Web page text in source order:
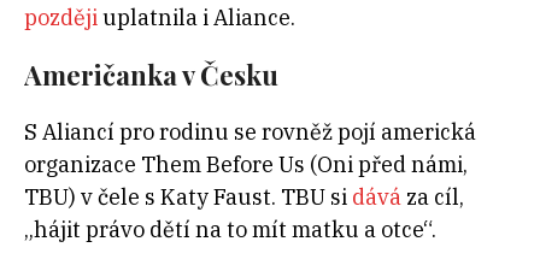
pozdějiuplatnila i Aliance.
Američanka v Česku
S Aliancí pro rodinu se rovněž pojí americká
organizace Them Before Us (Oni před námi,
TBU) v čele s Katy Faust. TBU si dává za cíl,
„hájit právo dětí na to mít matku a otce“.